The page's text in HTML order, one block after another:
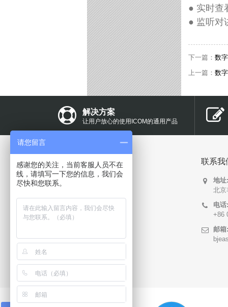
● 实时查
● 监听对
下一篇： 数
上一篇： 数
解决方案
让用户放心的使用ICOM的通用产品
快速导航
关于我们
产品中心
联系我们
联系我
地址:
北京
电话:
+86
邮箱:
请您留言
感谢您的关注，当前客服人员不在
线，请填写一下您的信息，我们会
尽快和您联系。